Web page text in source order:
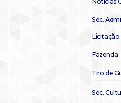
Sec.
Licitação
Fazenda
Tiro de
Sec.